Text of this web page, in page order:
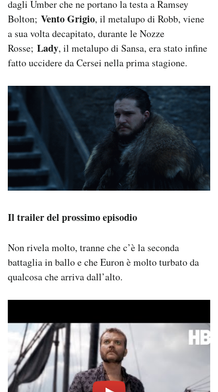
dagli Umber che ne portano la testa a Ramsey
Bolton; Vento Grigio, il metalupo di Robb, viene
a sua volta decapitato, durante le Nozze
Rosse; Lady, il metalupo di Sansa, era stato infine
fatto uccidere da Cersei nella prima stagione.
Il trailer del prossimo episodio
Non rivela molto, tranne che c’è la seconda
battaglia in ballo e che Euron è molto turbato da
qualcosa che arriva dall’alto.